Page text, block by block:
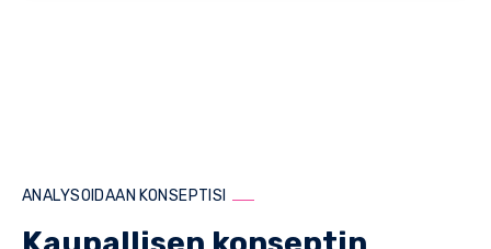
ANALYSOIDAAN KONSEPTISI